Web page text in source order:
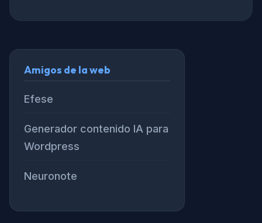
Amigos de la web
Efese
Generador contenido IA para
Wordpress
Neuronote